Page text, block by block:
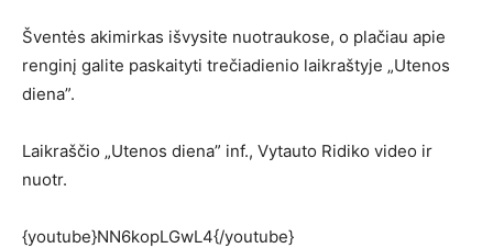
Šventės akimirkas išvysite nuotraukose, o plačiau apie
renginį galite paskaityti trečiadienio laikraštyje „Utenos
diena”.
Laikraščio „Utenos diena” inf., Vytauto Ridiko video ir
nuotr.
{youtube}NN6kopLGwL4{/youtube}